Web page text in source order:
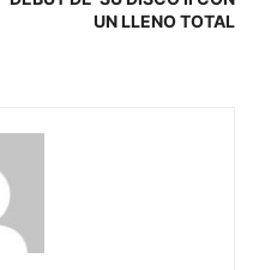
UN LLENO TOTAL